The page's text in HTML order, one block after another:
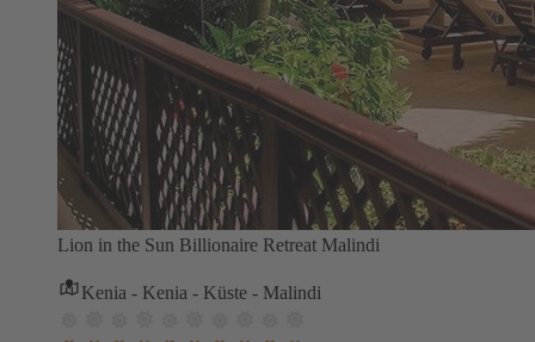
Lion in the Sun Billionaire Retreat Malindi
Kenia - Kenia - Küste - Malindi